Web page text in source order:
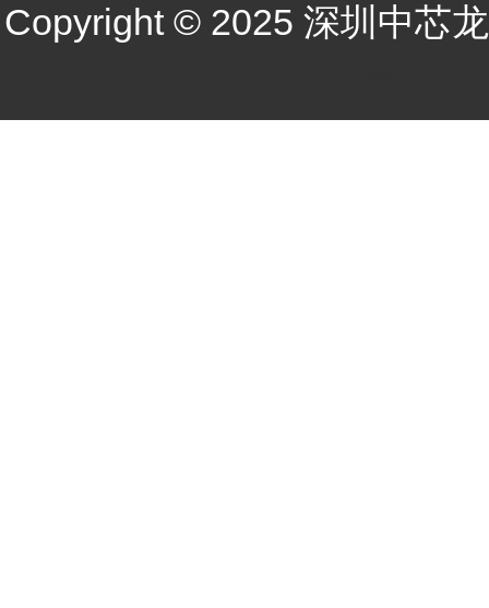
Copyright © 2025 深圳中芯